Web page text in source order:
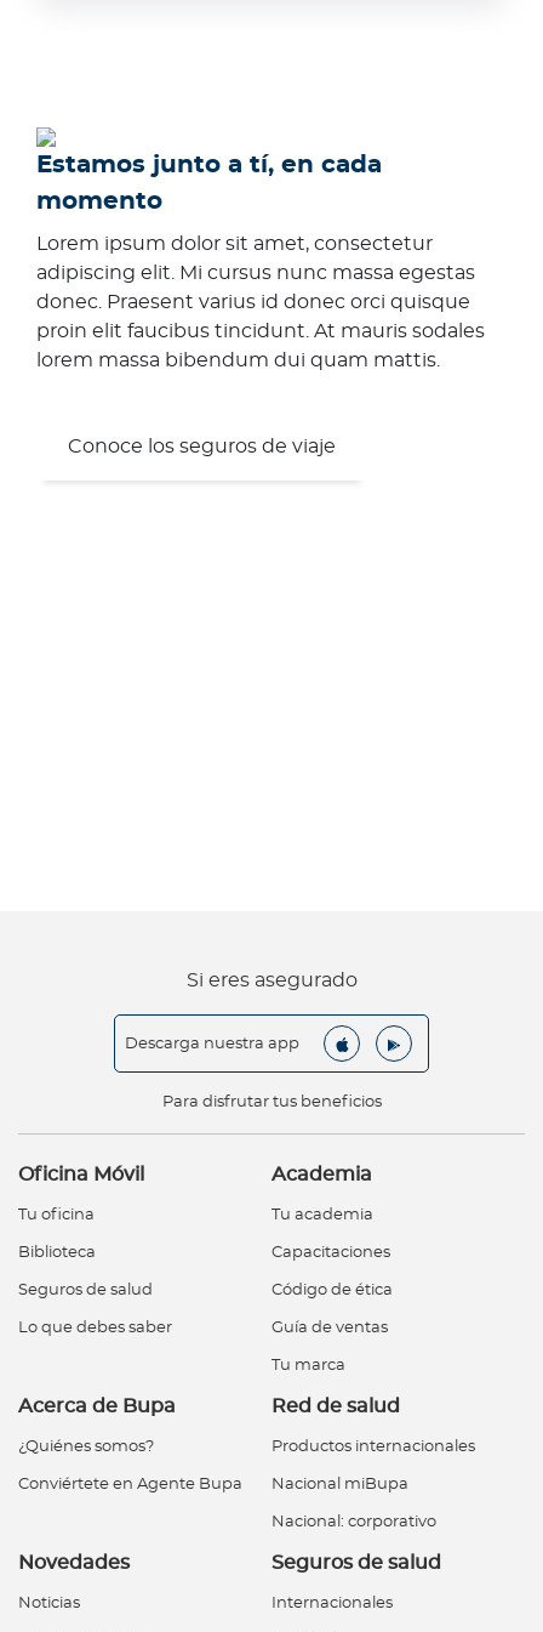
Estamos junto a tí, en cada
momento
Lorem ipsum dolor sit amet, consectetur
adipiscing elit. Mi cursus nunc massa egestas
donec. Praesent varius id donec orci quisque
proin elit faucibus tincidunt. At mauris sodales
lorem massa bibendum dui quam mattis.
Conoce los seguros de viaje
Si eres asegurado
Descarga nuestra app
Para disfrutar tus beneficios
Oficina Móvil
Tu oficina
Biblioteca
Seguros de salud
Lo que debes saber
Academia
Tu academia
Capacitaciones
Código de ética
Guía de ventas
Tu marca
Acerca de Bupa
¿Quiénes somos?
Conviértete en Agente Bupa
Red de salud
Productos internacionales
Nacional miBupa
Nacional: corporativo
Novedades
Noticias
Seguros de salud
Internacionales